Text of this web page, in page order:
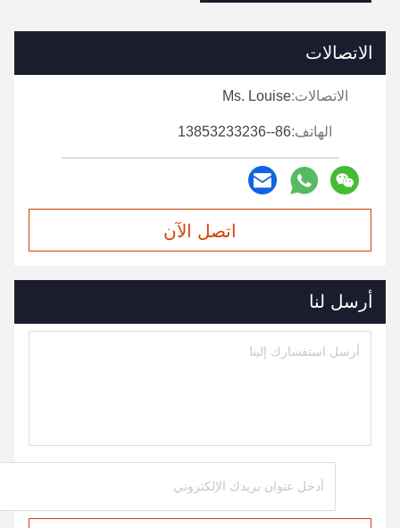
الاتصالات
الاتصالات:Ms. Louise
الهاتف:86--13853233236
اتصل الآن
أرسل لنا